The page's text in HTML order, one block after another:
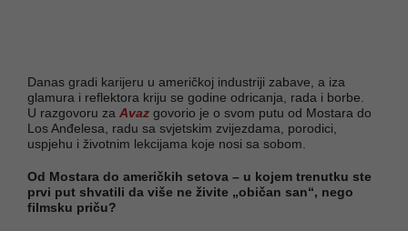
Danas gradi karijeru u američkoj industriji zabave, a iza
glamura i reflektora kriju se godine odricanja, rada i borbe.
U razgovoru za Avaz govorio je o svom putu od Mostara do
Los Anđelesa, radu sa svjetskim zvijezdama, porodici,
uspjehu i životnim lekcijama koje nosi sa sobom.
Od Mostara do američkih setova – u kojem trenutku ste
prvi put shvatili da više ne živite „običan san“, nego
filmsku priču?